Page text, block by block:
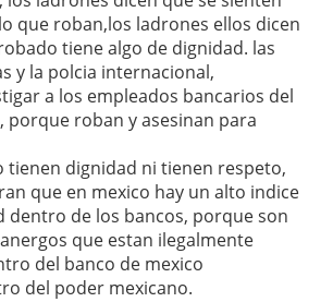
que roban,los ladrones ellos dicen
tiene algo de dignidad. las
y la polcia internacional,
a los empleados bancarios del
porque roban y asesinan para
tienen dignidad ni tienen respeto,
que en mexico hay un alto indice
dentro de los bancos, porque son
que estan ilegalmente
del banco de mexico
del poder mexicano.